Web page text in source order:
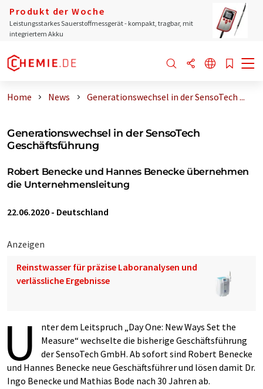
Produkt der Woche
Leistungsstarkes Sauerstoffmessgerät - kompakt, tragbar, mit
integriertem Akku
Home News Generationswechsel in der SensoTech ...
Generationswechsel in der SensoTech
Geschäftsführung
Robert Benecke und Hannes Benecke übernehmen
die Unternehmensleitung
22.06.2020 - Deutschland
Anzeigen
Reinstwasser für präzise Laboranalysen und
verlässliche Ergebnisse
U
nter dem Leitspruch „Day One: New Ways Set the
Measure“ wechselte die bisherige Geschäftsführung
der SensoTech GmbH. Ab sofort sind Robert Benecke
und Hannes Benecke neue Geschäftsführer und lösen damit Dr.
Ingo Benecke und Mathias Bode nach 30 Jahren ab.